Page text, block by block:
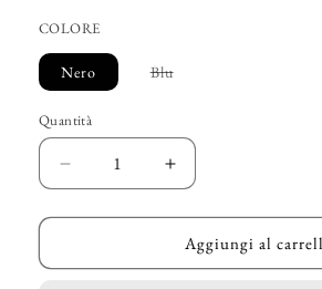
COLORE
Nero BluVariante
disponibile
Quantità
Diminuisci
quantità
per
–
Aumenta
quantità
per
PIQUADRO
–
Aggiungi al